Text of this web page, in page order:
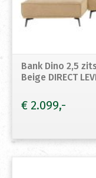
Bank Dino 2,5
Beige DIRECT
€ 2.099